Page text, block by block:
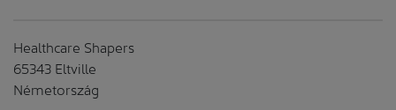
Healthcare Shapers
65343 Eltville
Németország